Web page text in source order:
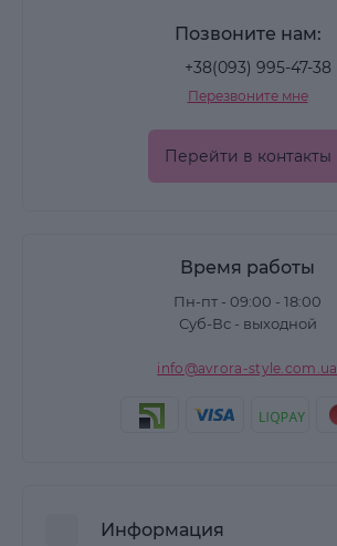
Позвоните нам:
+38(093) 995-47-38
Перезвоните мне
Перейти в контакты
Время работы
Пн-пт - 09:00 - 18:00
Суб-Вс - выходной
info@avrora-style.com.ua
Информация